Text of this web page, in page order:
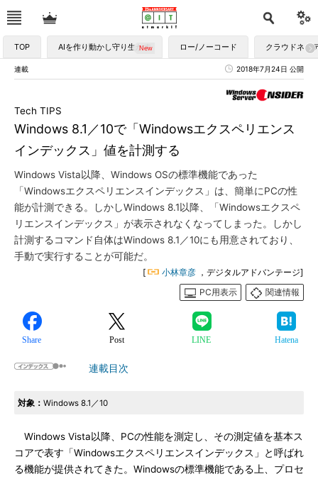
TOP AIを作り動かし守り生かす ロー/ノーコード クラウドネイ
連載 2018年7月24日 公開
Windows 8.1／10で「Windowsエクスペリエンス
インデックス」値を計測する
Tech TIPS
Windows Vista以降、Windows OSの標準機能であった
「Windowsエクスペリエンスインデックス」は、簡単にPCの性
能が計測できる。しかしWindows 8.1以降、「Windowsエクスペ
リエンスインデックス」が表示されなくなってしまった。しかし
計測するコマンド自体はWindows 8.1／10にも用意されており、
手動で実行することが可能だ。
[ 小林章彦 ，デジタルアドバンテージ]
PC用表示
関連情報
Share Post LINE Hatena
連載目次
対象： Windows 8.1／10
Windows Vista以降、PCの性能を測定し、その測定値を基本ス
コアで表す「Windowsエクスペリエンスインデックス」と呼ばれ
る機能が提供されてきた。Windowsの標準機能である上、プロセ